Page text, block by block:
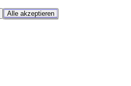
Alle akzeptieren